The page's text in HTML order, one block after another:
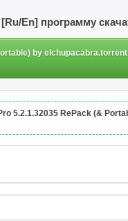
En] программу
by elchupacabra.torrent
5.2.1.32035 RePack (&